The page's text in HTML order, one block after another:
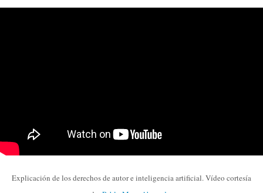
Explicación de los derechos de autor e inteligencia artificial. Vídeo cortesía